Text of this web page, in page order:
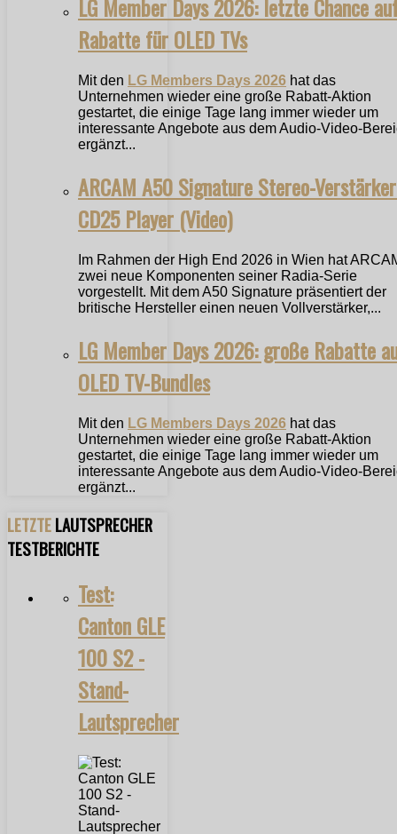
LG Member Days 2026: letzte Chance
Rabatte für OLED TVs
Mit den LG Members Days 2026 hat das
Unternehmen wieder eine große Rabatt-Aktion
gestartet, die einige Tage lang immer wieder um
interessante Angebote aus dem Audio-Video-
ergänzt...
ARCAM A50 Signature Stereo-
CD25 Player (Video)
Im Rahmen der High End 2026 in Wien hat
zwei neue Komponenten seiner Radia-Serie
vorgestellt. Mit dem A50 Signature präsentiert der
britische Hersteller einen neuen Vollverstärker,...
LG Member Days 2026: große Rabatte
OLED TV-Bundles
Mit den LG Members Days 2026 hat das
Unternehmen wieder eine große Rabatt-Aktion
gestartet, die einige Tage lang immer wieder um
interessante Angebote aus dem Audio-Video-
ergänzt...
LETZTELAUTSPRECHER
TESTBERICHTE
Test:
Canton GLE
100 S2 -
Stand-
Lautsprecher